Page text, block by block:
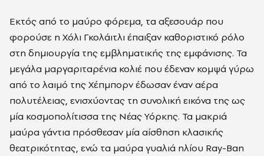
Εκτός από το μαύρο φόρεμα, τα αξεσουάρ που
φορούσε η Χόλι Γκολάιτλι έπαιξαν καθοριστικό ρόλο
στη δημιουργία της εμβληματικής της εμφάνισης. Τα
μεγάλα μαργαριταρένια κολιέ που έδεναν κομψά γύρω
από το λαιμό της Χέπμπορν έδωσαν έναν αέρα
πολυτέλειας, ενισχύοντας τη συνολική εικόνα της ως
μία κοσμοπολίτισσα της Νέας Υόρκης. Τα μακριά
μαύρα γάντια πρόσθεσαν μία αίσθηση κλασικής
θεατρικότητας, ενώ τα μαύρα γυαλιά ηλίου Ray-Ban